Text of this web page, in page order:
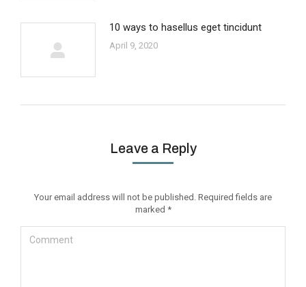
10 ways to hasellus eget tincidunt
April 9, 2020
Leave a Reply
Your email address will not be published. Required fields are
marked *
Comment